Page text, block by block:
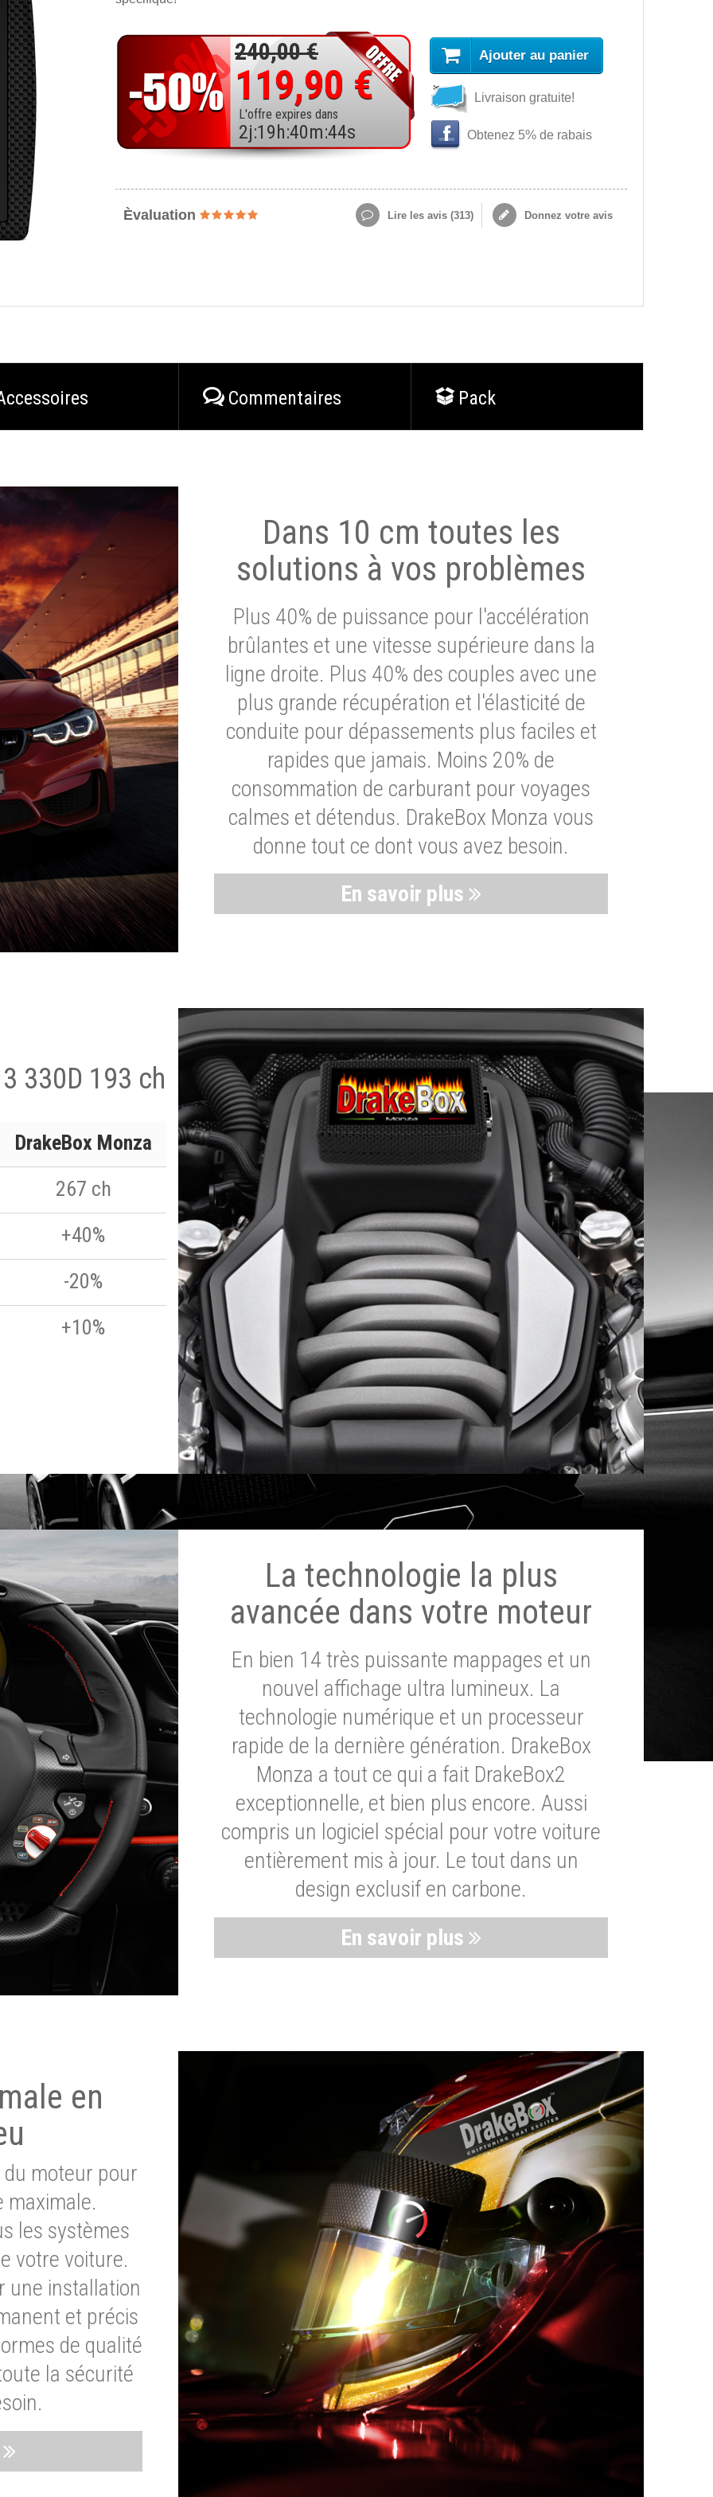
240,00 €
119,90 €
L'offre expires dans
2j:19 h:40m:42s
Ajouter au panier
Livraison gratuite!
Obtenez 5% de rabais
Èvaluation Lire les avis (313) Donnez votre avis
Commentaires Pack
Dans 10 cm toutes les
solutions à vos problèmes
Plus 40% de puissance pour l'accélération
brûlantes et une vitesse supérieure dans la
ligne droite. Plus 40% des couples avec une
plus grande récupération et l'élasticité de
conduite pour dépassements plus faciles et
rapides que jamais. Moins 20% de
consommation de carburant pour voyages
calmes et détendus. DrakeBox Monza vous
donne tout ce dont vous avez besoin.
En savoir plus
330D 193 ch
DrakeBox Monza
267 ch
+40%
-20%
+10%
La technologie la plus
avancée dans votre moteur
En bien 14 très puissante mappages et un
nouvel affichage ultra lumineux. La
technologie numérique et un processeur
rapide de la dernière génération. DrakeBox
Monza a tout ce qui a fait DrakeBox2
exceptionnelle, et bien plus encore. Aussi
compris un logiciel spécial pour votre voiture
entièrement mis à jour. Le tout dans un
design exclusif en carbone.
En savoir plus
en
moteur pour
maximale.
les systèmes
votre voiture.
une installation
et précis
de qualité
la sécurité